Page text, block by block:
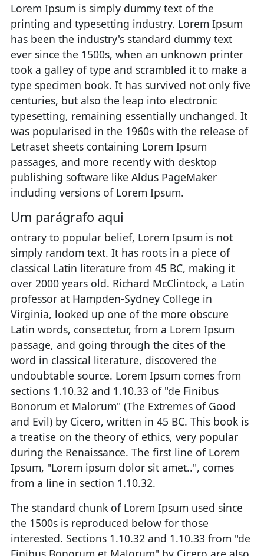
Lorem Ipsum is simply dummy text of the
printing and typesetting industry. Lorem Ipsum
has been the industry's standard dummy text
ever since the 1500s, when an unknown printer
took a galley of type and scrambled it to make a
type specimen book. It has survived not only five
centuries, but also the leap into electronic
typesetting, remaining essentially unchanged. It
was popularised in the 1960s with the release of
Letraset sheets containing Lorem Ipsum
passages, and more recently with desktop
publishing software like Aldus PageMaker
including versions of Lorem Ipsum.
Um parágrafo aqui
ontrary to popular belief, Lorem Ipsum is not
simply random text. It has roots in a piece of
classical Latin literature from 45 BC, making it
over 2000 years old. Richard McClintock, a Latin
professor at Hampden-Sydney College in
Virginia, looked up one of the more obscure
Latin words, consectetur, from a Lorem Ipsum
passage, and going through the cites of the
word in classical literature, discovered the
undoubtable source. Lorem Ipsum comes from
sections 1.10.32 and 1.10.33 of "de Finibus
Bonorum et Malorum" (The Extremes of Good
and Evil) by Cicero, written in 45 BC. This book is
a treatise on the theory of ethics, very popular
during the Renaissance. The first line of Lorem
Ipsum, "Lorem ipsum dolor sit amet..", comes
from a line in section 1.10.32.
The standard chunk of Lorem Ipsum used since
the 1500s is reproduced below for those
interested. Sections 1.10.32 and 1.10.33 from "de